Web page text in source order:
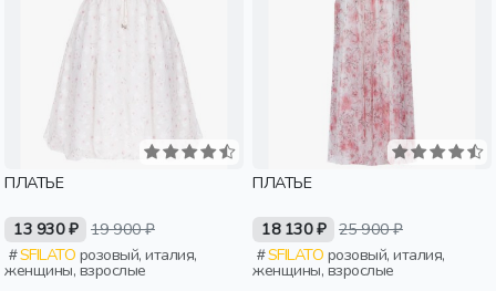
ПЛАТЬЕ
13 930 ₽ 19 900 ₽
SFILATO
женщины, взрослые
ПЛАТЬЕ
18 130 ₽ 25 900 ₽
SFILATO
женщины, взрослые